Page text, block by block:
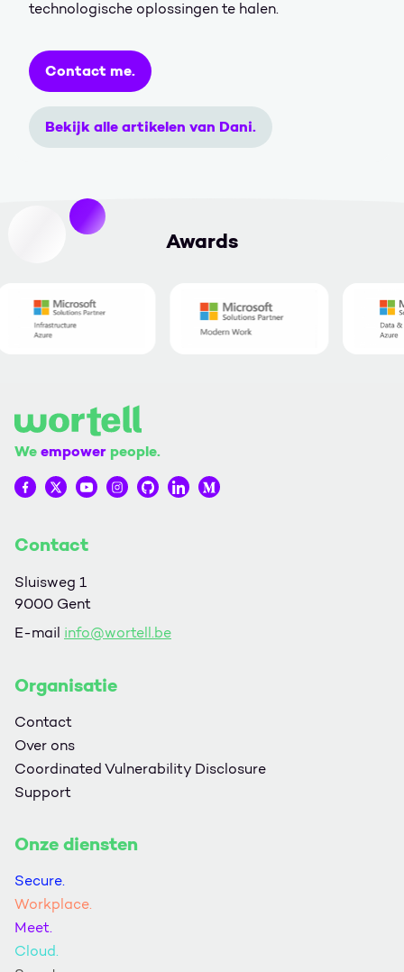
technologische oplossingen te halen.
Contact me.
Bekijk alle artikelen van Dani.
Awards
Weempower people.
Wortell op Facebook
Wortell op Twitter
Wortell op YouTube
Wortell op Instagram
Wortell op Github
Wortell op LinkedIn
Wortell op Medium
Contact
Sluisweg 1
9000 Gent
E-mail info@wortell.be
Organisatie
Contact
Over ons
Coordinated Vulnerability Disclosure
Support
Onze diensten
Secure.
Workplace.
Meet.
Cloud.